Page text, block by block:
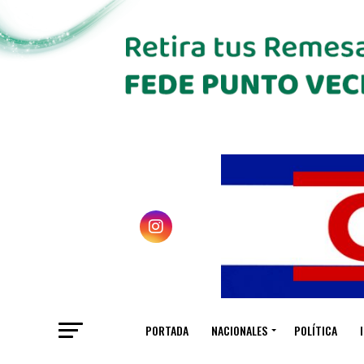
PORTADA NACIONALES POLÍTICA